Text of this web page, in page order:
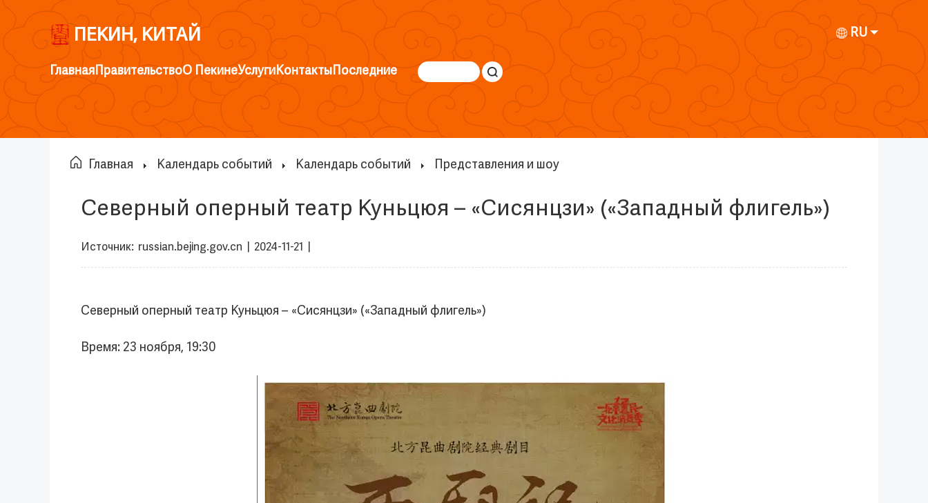
ПЕКИН, КИТАЙ RU
ГлавнаяПравительствоО ПекинеУслугиКонтактыПоследние
Главная Календарь событий Календарь событий Представления и шоу
Северный оперный театр Куньцюя – «Сисянцзи» («Западный флигель»)
Источник: russian.bejing.gov.cn 2024-11-21 |
Северный оперный театр Куньцюя – «Сисянцзи» («Западный флигель»)
Время: 23 ноября, 19:30